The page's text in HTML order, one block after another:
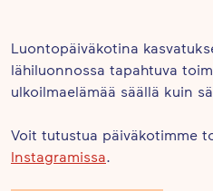
Luontopäiväkotina
lähiluonnossa tapahtuva
ulkoilmaelämää säällä kuin
Voit tutustua päiväkotimme
Instagramissa